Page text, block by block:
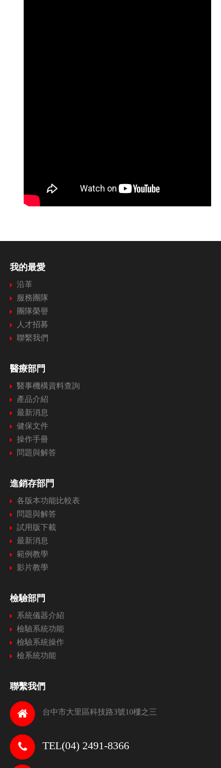
我的最愛
沿革
服務團隊
團隊榮譽
人才招募
聯繫我們
醫療部門
醫事機構資料查詢
產品介紹
最新消息
健保文件
操作手冊
問題與解答
進銷存部門
各版本功能比較表
問題與解答
試用版下載
最新消息
範例教學
影片教學
檢驗部門
系統儀器介紹
檢驗系統功能
檢驗系統操作
檢系統功能
聯繫我們
台中市大里區科技路3號10樓之三
TEL(04) 2491-8366